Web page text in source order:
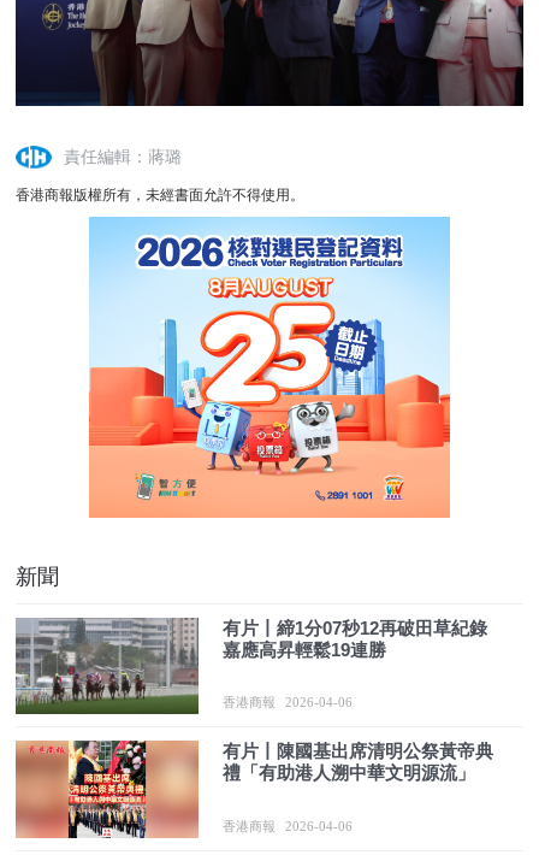
責任編輯：蔣璐
香港商報版權所有，未經書面允許不得使用。
新聞
有片丨締1分07秒12再破田草紀錄
嘉應高昇輕鬆19連勝
香港商報 2026-04-06
有片丨陳國基出席清明公祭黃帝典
禮「有助港人溯中華文明源流」
香港商報 2026-04-06